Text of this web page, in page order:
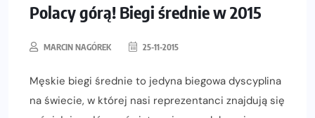
Polacy górą! Biegi średnie w 2015
MARCIN NAGÓREK 25-11-2015
Męskie biegi średnie to jedyna biegowa dyscyplina
na świecie, w której nasi reprezentanci znajdują się